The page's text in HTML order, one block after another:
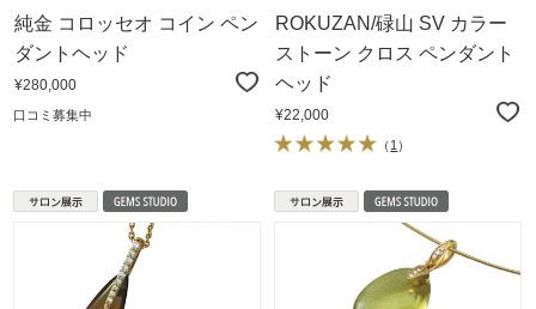
純金 コロッセオ コイン ペン
ダントヘッド
¥280,000
口コミ募集中
ROKUZAN/碌山 SV カラー
ストーン クロス ペンダント
ヘッド
¥22,000
（ 1 ）